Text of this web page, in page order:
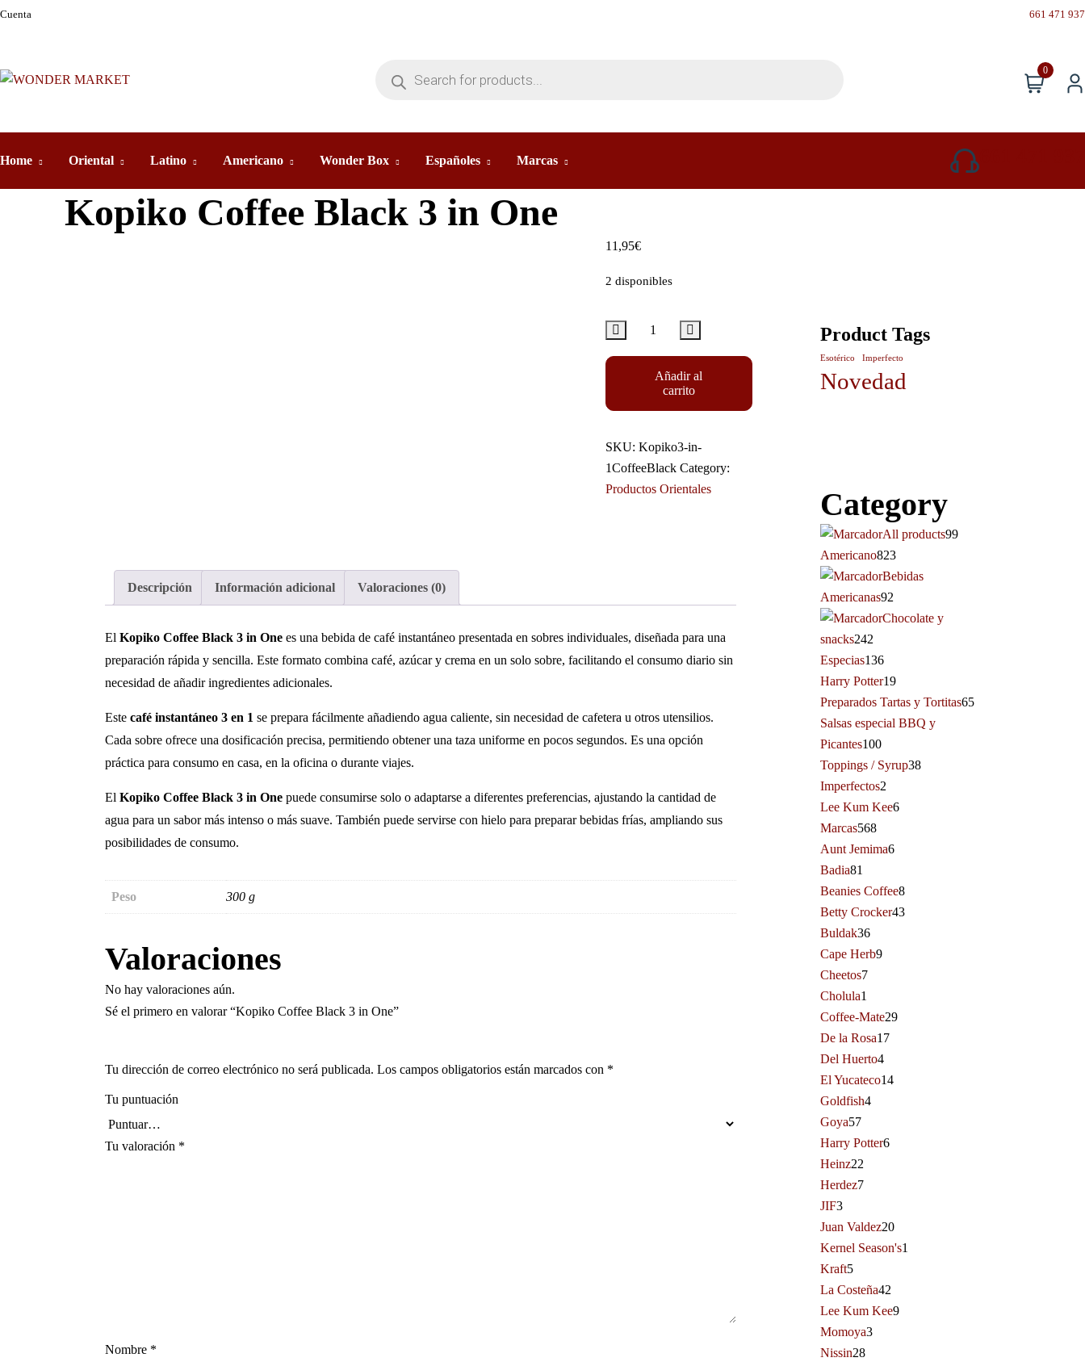
Cuenta 661 471 937
0
Home Oriental Latino Americano Wonder Box Españoles Marcas
Kopiko Coffee Black 3 in One
11,95€
2 disponibles
Añadir al
carrito
SKU: Kopiko3-in-
1CoffeeBlack Category:
Productos Orientales
Descripción Información adicional Valoraciones (0)
El Kopiko Coffee Black 3 in One es una bebida de café instantáneo presentada en sobres individuales, diseñada para una
preparación rápida y sencilla. Este formato combina café, azúcar y crema en un solo sobre, facilitando el consumo diario sin
necesidad de añadir ingredientes adicionales.
Este café instantáneo 3 en 1 se prepara fácilmente añadiendo agua caliente, sin necesidad de cafetera u otros utensilios.
Cada sobre ofrece una dosificación precisa, permitiendo obtener una taza uniforme en pocos segundos. Es una opción
práctica para consumo en casa, en la oficina o durante viajes.
El Kopiko Coffee Black 3 in One puede consumirse solo o adaptarse a diferentes preferencias, ajustando la cantidad de
agua para un sabor más intenso o más suave. También puede servirse con hielo para preparar bebidas frías, ampliando sus
posibilidades de consumo.
Peso 300 g
Valoraciones
No hay valoraciones aún.
Sé el primero en valorar “Kopiko Coffee Black 3 in One”
Tu dirección de correo electrónico no será publicada. Los campos obligatorios están marcados con *
Tu puntuación
Tu valoración *
Nombre *
Product Tags
Esotérico Imperfecto
Novedad
Category
All products99
Americano823
Bebidas
Americanas92
Chocolate y
snacks242
Especias136
Harry Potter19
Preparados Tartas y Tortitas65
Salsas especial BBQ y
Picantes100
Toppings / Syrup38
Imperfectos2
Lee Kum Kee6
Marcas568
Aunt Jemima6
Badia81
Beanies Coffee8
Betty Crocker43
Buldak36
Cape Herb9
Cheetos7
Cholula1
Coffee-Mate29
De la Rosa17
Del Huerto4
El Yucateco14
Goldfish4
Goya57
Harry Potter6
Heinz22
Herdez7
JIF3
Juan Valdez20
Kernel Season's1
Kraft5
La Costeña42
Lee Kum Kee9
Momoya3
Nissin28